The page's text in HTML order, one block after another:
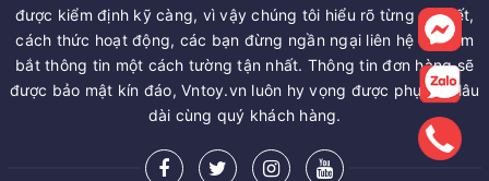
được kiểm định kỹ càng, vì vậy chúng tôi hiểu rõ từng chi tiết,
cách thức hoạt động, các bạn đừng ngần ngại liên hệ để nắm
bắt thông tin một cách tường tận nhất. Thông tin đơn hàng sẽ
được bảo mật kín đáo, Vntoy.vn luôn hy vọng được phục vụ lâu
dài cùng quý khách hàng.